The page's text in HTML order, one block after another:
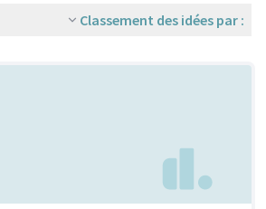
Classement des idées par :